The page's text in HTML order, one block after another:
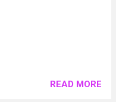
READ MORE